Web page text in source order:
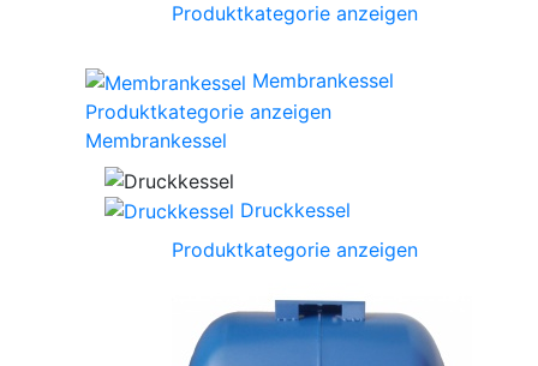
Produktkategorie anzeigen
Membrankessel
Produktkategorie anzeigen
Membrankessel
Druckkessel
Produktkategorie anzeigen